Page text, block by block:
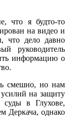
что я будто-то
на видео и
что дело давно
руководитель
информацию о
смешно, но нам
на защиту
в Глухове,
Деркача, однако